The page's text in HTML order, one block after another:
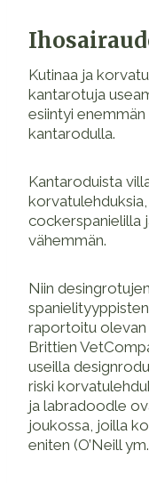
Kutinaa ja
kantarotuja
esiintyi
kantarodulla.
Kantaroduista
cockerspanielilla
vähemmän.
Niin
raportoitu olevan
Brittien
useilla
riski
ja labradoodle
joukossa, joilla
eniten (O’Neill